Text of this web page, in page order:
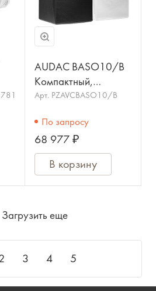
AUDAC BASO10/B
Компактный,
корпусной,
сабвуфер. НЧ: 10".
Сопротивление: 8
Ом
Арт. PZAVCBASO10/B
По запросу
68 977 ₽
В корзину
Загрузить еще
3 4 5